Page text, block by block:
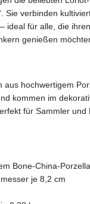
Sie verbinden
ideal für alle, die
genießen
aus hochwertigem
kommen im
für Sammler und
Bone-China-
je 8,2 cm